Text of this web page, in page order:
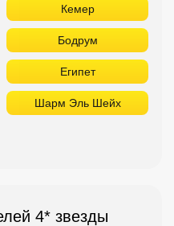
Кемер
Бодрум
Египет
Шарм Эль Шейх
4* звезды